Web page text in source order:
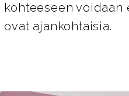
kohteeseen
ovat ajankohtaisia.